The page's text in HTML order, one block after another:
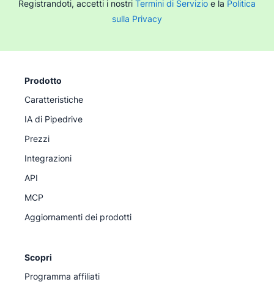
Registrandoti, accetti i nostri Termini di Servizio e la Politica
sulla Privacy
Prodotto
Caratteristiche
IA di Pipedrive
Prezzi
Integrazioni
API
MCP
Aggiornamenti dei prodotti
Scopri
Programma affiliati